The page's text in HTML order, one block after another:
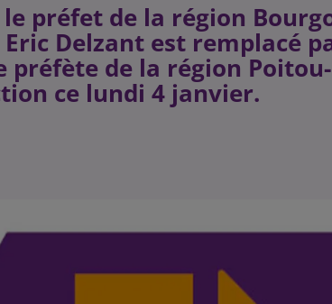
préfet de la région
Delzant est remplacé
de la région